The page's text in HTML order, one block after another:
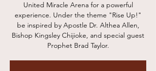
United Miracle Arena for a powerful
experience. Under the theme "Rise Up!"
be inspired by Apostle Dr. Althea Allen,
Bishop Kingsley Chijioke, and special guest
Prophet Brad Taylor.